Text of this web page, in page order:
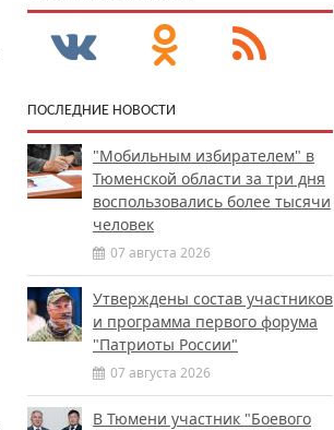
ПОСЛЕДНИЕ НОВОСТИ
"Мобильным избирателем" в
Тюменской области за три дня
воспользовались более тысячи
человек
07 августа 2026
Утверждены состав участников
и программа первого форума
"Патриоты России"
07 августа 2026
В Тюмени участник "Боевого